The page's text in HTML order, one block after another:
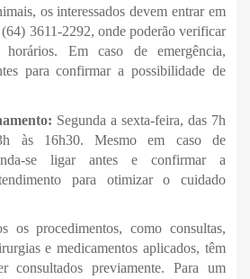
os interessados devem entrar em
3611-2292, onde poderão verificar
Em caso de emergência,
para confirmar a possibilidade de
: Segunda a sexta-feira, das 7h
às 16h30. Mesmo em caso de
se ligar antes e confirmar a
para otimizar o cuidado
os procedimentos, como consultas,
e medicamentos aplicados, têm
consultados previamente. Para um